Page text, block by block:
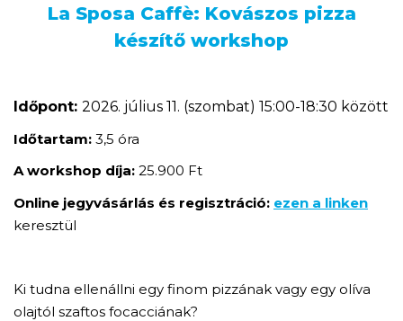
La Sposa Caffè: Kovászos pizza
készítő workshop
Időpont: 2026. július 11. (szombat) 15:00-18:30 között
Időtartam: 3,5 óra
A workshop díja: 25.900 Ft
Online jegyvásárlás és regisztráció: ezen a linken
keresztül
Ki tudna ellenállni egy finom pizzának vagy egy olíva
olajtól szaftos focacciának?